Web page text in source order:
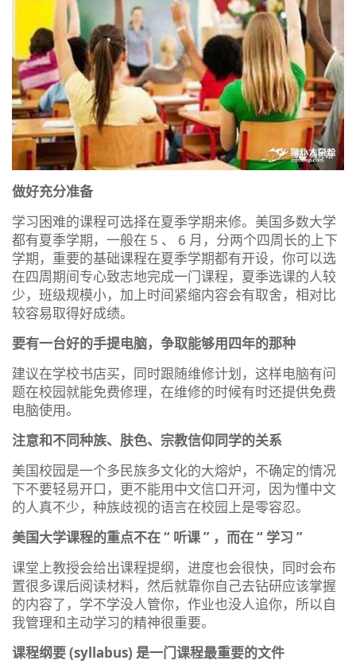
做好充分准备
学习困难的课程可选择在夏季学期来修。美国多数大学
都有夏季学期，一般在 5 、 6 月，分两个四周长的上下
学期，重要的基础课程在夏季学期都有开设，你可以选
在四周期间专心致志地完成一门课程，夏季选课的人较
少，班级规模小，加上时间紧缩内容会有取舍，相对比
较容易取得好成绩。
要有一台好的手提电脑，争取能够用四年的那种
建议在学校书店买，同时跟随维修计划，这样电脑有问
题在校园就能免费修理，在维修的时候有时还提供免费
电脑使用。
注意和不同种族、肤色、宗教信仰同学的关系
美国校园是一个多民族多文化的大熔炉，不确定的情况
下不要轻易开口，更不能用中文信口开河，因为懂中文
的人真不少，种族歧视的语言在校园上是零容忍。
美国大学课程的重点不在 “ 听课 ” ，而在 “ 学习 ”
课堂上教授会给出课程提纲，进度也会很快，同时会布
置很多课后阅读材料，然后就靠你自己去钻研应该掌握
的内容了，学不学没人管你，作业也没人追你，所以自
我管理和主动学习的精神很重要。
课程纲要 (syllabus) 是一门课程最重要的文件